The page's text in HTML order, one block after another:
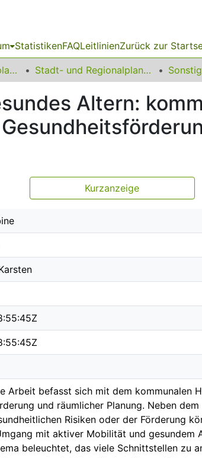
StatistikenFAQLeitlinienZurück zur
09 Fakultät für Raumplanung Stadt- und Regionalplanung
Altern:
Kurzanzeige
Arbeit befasst sich mit dem kommunalen
und räumlicher Planung. Neben
Risiken oder der Förderung
mit aktiver Mobilität und gesundem
beleuchtet, das viele Schnittstellen zu